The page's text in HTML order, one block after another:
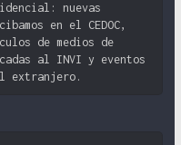
nuevas
en el CEDOC,
de medios de
al INVI y eventos
extranjero.